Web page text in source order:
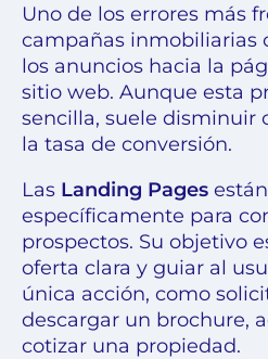
Uno de los errores más
campañas inmobiliarias
los anuncios hacia la
sitio web. Aunque esta
sencilla, suele disminuir
la tasa de conversión.
Las Landing Pages
específicamente para
prospectos. Su objetivo
oferta clara y guiar al
única acción, como
descargar un brochure,
cotizar una propiedad.